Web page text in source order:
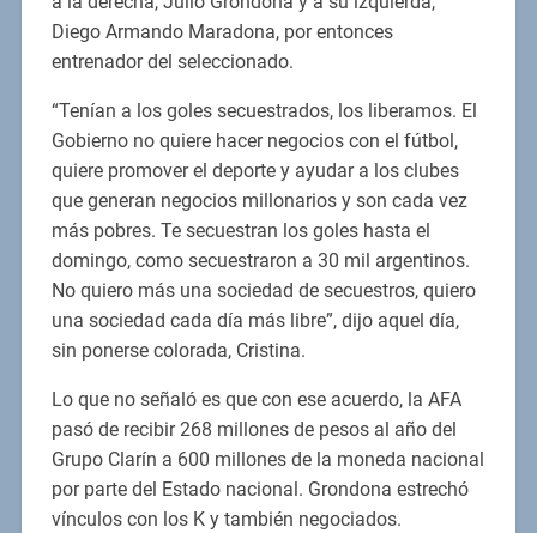
Diego Armando Maradona, por entonces
entrenador del seleccionado.
“Tenían a los goles secuestrados, los liberamos. El
Gobierno no quiere hacer negocios con el fútbol,
quiere promover el deporte y ayudar a los clubes
que generan negocios millonarios y son cada vez
más pobres. Te secuestran los goles hasta el
domingo, como secuestraron a 30 mil argentinos.
No quiero más una sociedad de secuestros, quiero
una sociedad cada día más libre”, dijo aquel día,
sin ponerse colorada, Cristina.
Lo que no señaló es que con ese acuerdo, la AFA
pasó de recibir 268 millones de pesos al año del
Grupo Clarín a 600 millones de la moneda nacional
por parte del Estado nacional. Grondona estrechó
vínculos con los K y también negociados.